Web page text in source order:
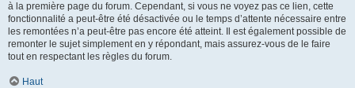
à la première page du forum. Cependant, si vous ne voyez pas ce lien, cette
fonctionnalité a peut-être été désactivée ou le temps d’attente nécessaire entre
les remontées n’a peut-être pas encore été atteint. Il est également possible de
remonter le sujet simplement en y répondant, mais assurez-vous de le faire
tout en respectant les règles du forum.
Haut